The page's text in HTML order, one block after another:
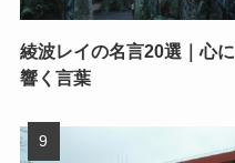
綾波レイの名言20選｜心に
響く言葉